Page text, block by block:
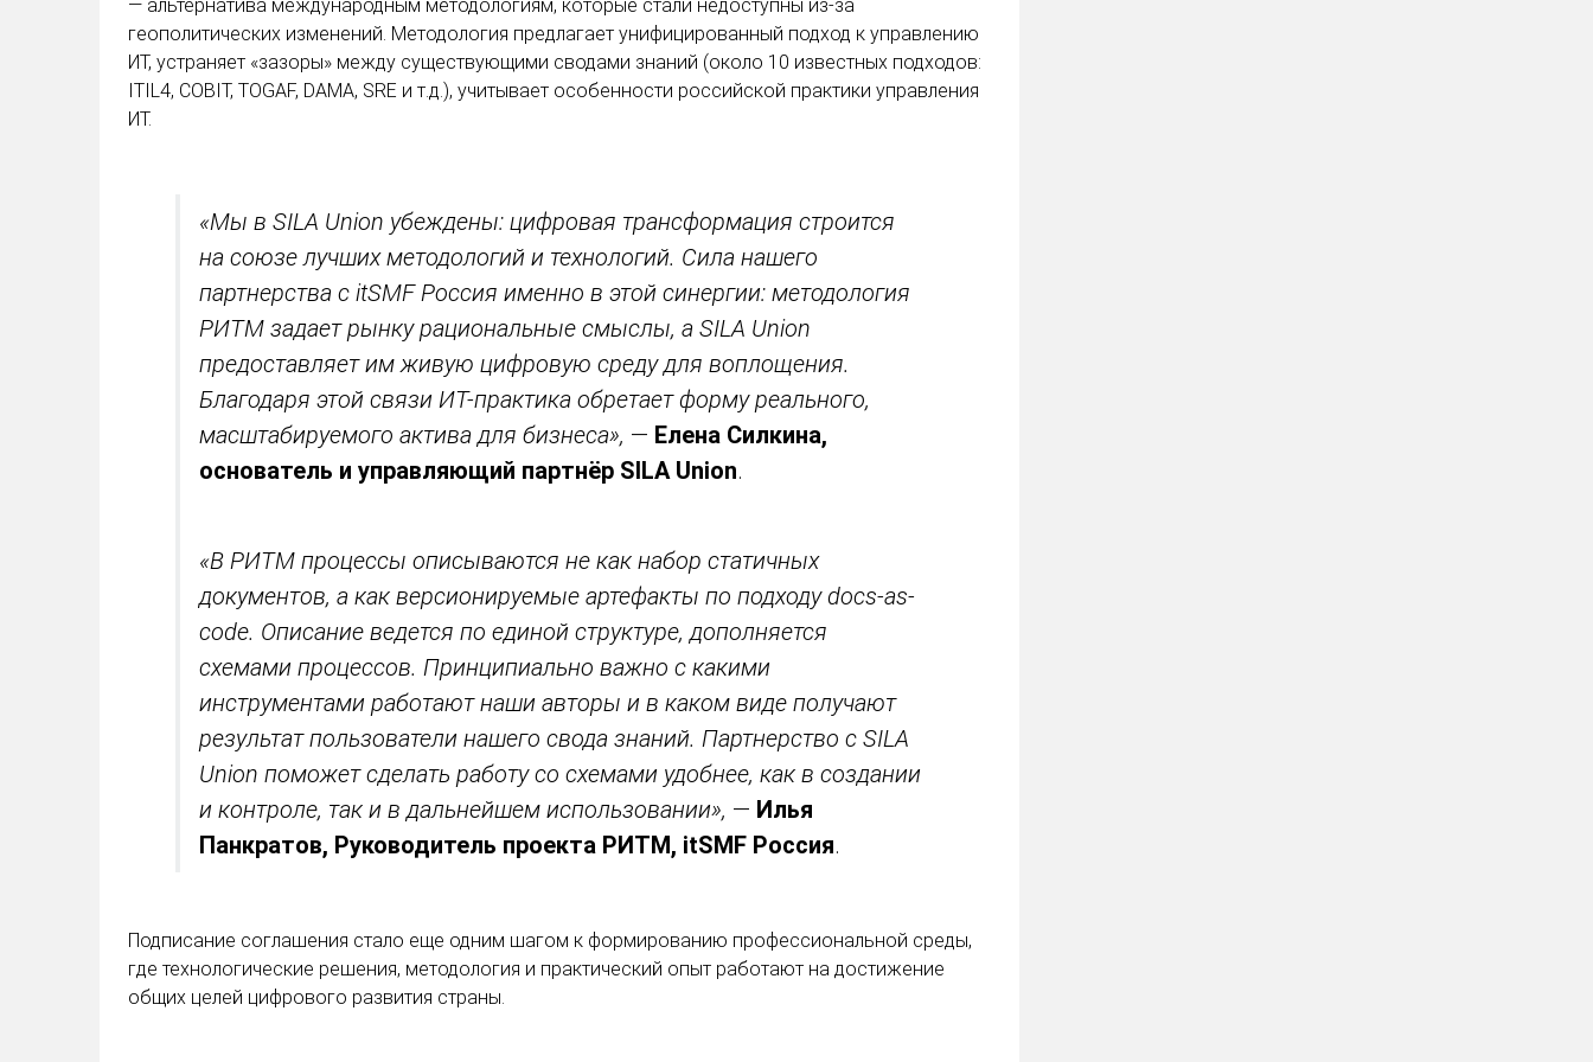
— альтернатива международным методологиям, которые стали недоступны из-за
геополитических изменений. Методология предлагает унифицированный подход к управлению
ИТ, устраняет «зазоры» между существующими сводами знаний (около 10 известных подходов:
ITIL4, COBIT, TOGAF, DAMA, SRE и т.д.), учитывает особенности российской практики управления
ИТ.
«Мы в SILA Union убеждены: цифровая трансформация строится
на союзе лучших методологий и технологий. Сила нашего
партнерства с itSMF Россия именно в этой синергии: методология
РИТМ задает рынку рациональные смыслы, а SILA Union
предоставляет им живую цифровую среду для воплощения.
Благодаря этой связи ИТ-практика обретает форму реального,
масштабируемого актива для бизнеса», — Елена Силкина,
основатель и управляющий партнёр SILA Union.
«В РИТМ процессы описываются не как набор статичных
документов, а как версионируемые артефакты по подходу docs-as-
code. Описание ведется по единой структуре, дополняется
схемами процессов. Принципиально важно с какими
инструментами работают наши авторы и в каком виде получают
результат пользователи нашего свода знаний. Партнерство с SILA
Union поможет сделать работу со схемами удобнее, как в создании
и контроле, так и в дальнейшем использовании», — Илья
Панкратов, Руководитель проекта РИТМ, itSMF Россия.
Подписание соглашения стало еще одним шагом к формированию профессиональной среды,
где технологические решения, методология и практический опыт работают на достижение
общих целей цифрового развития страны.